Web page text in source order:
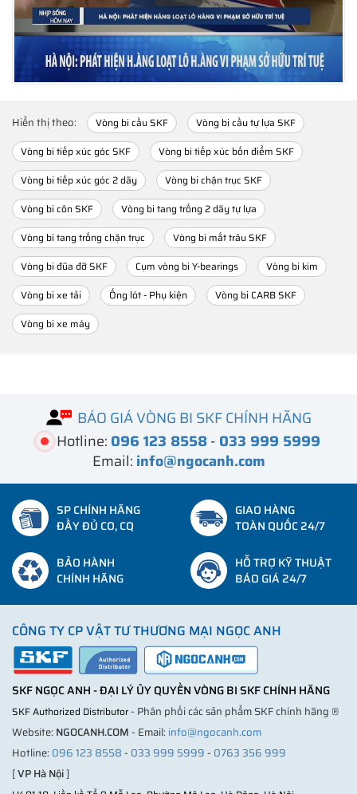
Hiển thị theo: Vòng bi cầu SKF
Vòng bi cầu tự lựa SKF
Vòng bi tiếp xúc góc SKF
Vòng bi tiếp xúc bốn điểm SKF
Vòng bi tiếp xúc góc 2 dãy
Vòng bi chặn trục SKF
Vòng bi côn SKF
Vòng bi tang trống 2 dãy tự lựa
Vòng bi tang trống chặn trục
Vòng bi mắt trâu SKF
Vòng bi đũa đỡ SKF
Cụm vòng bi Y-bearings
Vòng bi kim
Vòng bi xe tải
Ống lót - Phụ kiện
Vòng bi CARB SKF
Vòng bi xe máy
BÁO GIÁ VÒNG BI SKF CHÍNH HÃNG
Hotline: 096 123 8558- 033 999 5999
Email: info@ngocanh.com
SP CHÍNH HÃNG
ĐẦY ĐỦ CO, CQ
GIAO HÀNG
TOÀN QUỐC 24/7
BẢO HÀNH
CHÍNH HÃNG
HỖ TRỢ KỸ THUẬT
BÁO GIÁ 24/7
CÔNG TY CP VẬT TƯ THƯƠNG MẠI NGỌC ANH
SKF NGỌC ANH - ĐẠI LÝ ỦY QUYỀN VÒNG BI SKF CHÍNH HÃNG
SKF Authorized Distributor- Phân phối các sản phẩm SKF chính hãng ®
Website: NGOCANH.COM- Email: info@ngocanh.com
Hotline: 096 123 8558- 033 999 5999- 0763 356 999
[VP Hà Nội]